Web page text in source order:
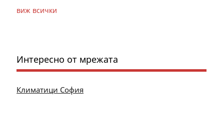
виж всички
Интересно от мрежата
Климатици София